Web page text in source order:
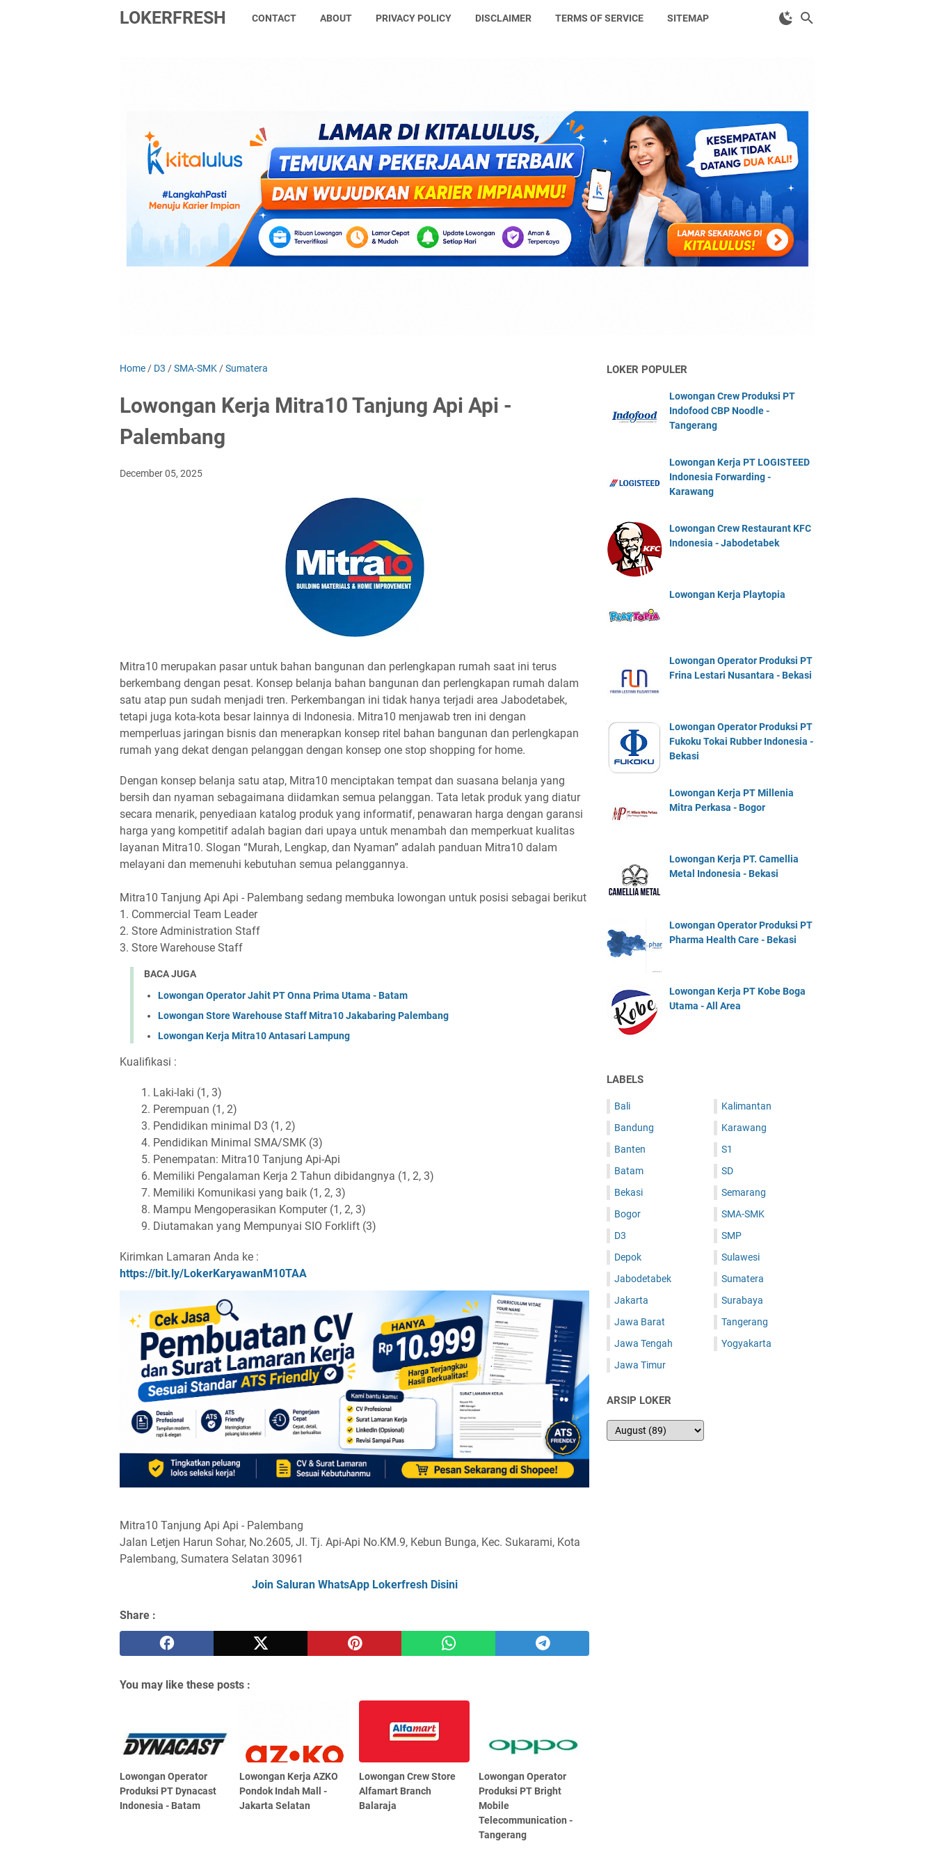
LOKERFRESH CONTACT ABOUT PRIVACY POLICY DISCLAIMER TERMS OF SERVICE SITEMAP
Home / D3 /SMA-SMK /Sumatera
Lowongan Kerja Mitra10 Tanjung Api Api -
Palembang
December 05, 2025
Mitra10 merupakan pasar untuk bahan bangunan dan perlengkapan rumah saat ini terus
berkembang dengan pesat. Konsep belanja bahan bangunan dan perlengkapan rumah dalam
satu atap pun sudah menjadi tren. Perkembangan ini tidak hanya terjadi area Jabodetabek,
tetapi juga kota-kota besar lainnya di Indonesia. Mitra10 menjawab tren ini dengan
memperluas jaringan bisnis dan menerapkan konsep ritel bahan bangunan dan perlengkapan
rumah yang dekat dengan pelanggan dengan konsep one stop shopping for home.
Dengan konsep belanja satu atap, Mitra10 menciptakan tempat dan suasana belanja yang
bersih dan nyaman sebagaimana diidamkan semua pelanggan. Tata letak produk yang diatur
secara menarik, penyediaan katalog produk yang informatif, penawaran harga dengan garansi
harga yang kompetitif adalah bagian dari upaya untuk menambah dan memperkuat kualitas
layanan Mitra10. Slogan “Murah, Lengkap, dan Nyaman” adalah panduan Mitra10 dalam
melayani dan memenuhi kebutuhan semua pelanggannya.
Mitra10 Tanjung Api Api - Palembang sedang membuka lowongan untuk posisi sebagai berikut
1. Commercial Team Leader
2. Store Administration Staff
3. Store Warehouse Staff
BACA JUGA
Lowongan Operator Jahit PT Onna Prima Utama - Batam
Lowongan Store Warehouse Staff Mitra10 Jakabaring Palembang
Lowongan Kerja Mitra10 Antasari Lampung
Kualifikasi :
Laki-laki (1, 3)
Perempuan (1, 2)
Pendidikan minimal D3 (1, 2)
Pendidikan Minimal SMA/SMK (3)
Penempatan: Mitra10 Tanjung Api-Api
Memiliki Pengalaman Kerja 2 Tahun dibidangnya (1, 2, 3)
Memiliki Komunikasi yang baik (1, 2, 3)
Mampu Mengoperasikan Komputer (1, 2, 3)
Diutamakan yang Mempunyai SIO Forklift (3)
Kirimkan Lamaran Anda ke :
https://bit.ly/LokerKaryawanM10TAA
Mitra10 Tanjung Api Api - Palembang
Jalan Letjen Harun Sohar, No.2605, Jl. Tj. Api-Api No.KM.9, Kebun Bunga, Kec. Sukarami, Kota
Palembang, Sumatera Selatan 30961
Join Saluran WhatsApp Lokerfresh Disini
Share :
You may like these posts :
Lowongan Operator
Produksi PT Dynacast
Indonesia - Batam
Lowongan Kerja AZKO
Pondok Indah Mall -
Jakarta Selatan
Lowongan Crew Store
Alfamart Branch
Balaraja
Lowongan Operator
Produksi PT Bright
Mobile
Telecommunication -
Tangerang
LOKER POPULER
Lowongan Crew Produksi PT
Indofood CBP Noodle -
Tangerang
Lowongan Kerja PT LOGISTEED
Indonesia Forwarding -
Karawang
Lowongan Crew Restaurant KFC
Indonesia - Jabodetabek
Lowongan Kerja Playtopia
Lowongan Operator Produksi PT
Frina Lestari Nusantara - Bekasi
Lowongan Operator Produksi PT
Fukoku Tokai Rubber Indonesia -
Bekasi
Lowongan Kerja PT Millenia
Mitra Perkasa - Bogor
Lowongan Kerja PT. Camellia
Metal Indonesia - Bekasi
Lowongan Operator Produksi PT
Pharma Health Care - Bekasi
Lowongan Kerja PT Kobe Boga
Utama - All Area
LABELS
Bali
Bandung
Banten
Batam
Bekasi
Bogor
D3
Depok
Jabodetabek
Jakarta
Jawa Barat
Jawa Tengah
Jawa Timur
Kalimantan
Karawang
S1
SD
Semarang
SMA-SMK
SMP
Sulawesi
Sumatera
Surabaya
Tangerang
Yogyakarta
ARSIP LOKER